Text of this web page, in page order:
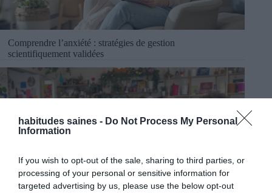
habitudes saines - Do Not Process My Personal
Information
If you wish to opt-out of the sale, sharing to third parties, or
processing of your personal or sensitive information for
targeted advertising by us, please use the below opt-out
Comprendre l’anxiété : stratégies de gestion
scientifiquement validées